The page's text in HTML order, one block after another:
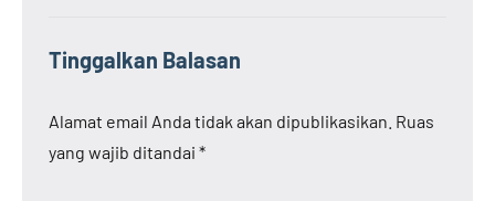
Tinggalkan Balasan
Alamat email Anda tidak akan dipublikasikan. Ruas
yang wajib ditandai *